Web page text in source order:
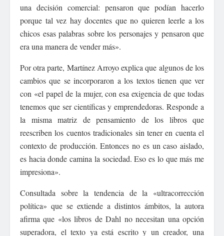
una decisión comercial: pensaron que podían hacerlo
porque tal vez hay docentes que no quieren leerle a los
chicos esas palabras sobre los personajes y pensaron que
era una manera de vender más».
Por otra parte, Martínez Arroyo explica que algunos de los
cambios que se incorporaron a los textos tienen que ver
con «el papel de la mujer, con esa exigencia de que todas
tenemos que ser científicas y emprendedoras. Responde a
la misma matriz de pensamiento de los libros que
reescriben los cuentos tradicionales sin tener en cuenta el
contexto de producción. Entonces no es un caso aislado,
es hacia donde camina la sociedad. Eso es lo que más me
impresiona».
Consultada sobre la tendencia de la «ultracorrección
política» que se extiende a distintos ámbitos, la autora
afirma que «los libros de Dahl no necesitan una opción
superadora, el texto ya está escrito y un creador, una